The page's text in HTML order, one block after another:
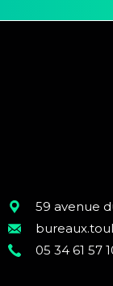
59 avenue
05 34 61 57